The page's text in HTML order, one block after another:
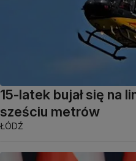
15-latek bujał się na
sześciu metrów
ŁÓDŹ